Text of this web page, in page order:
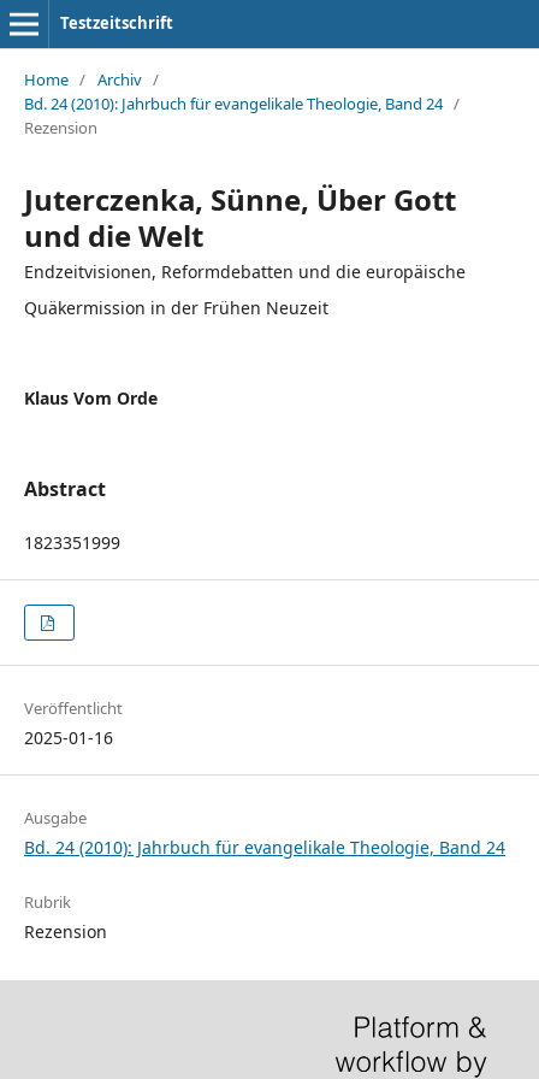
Testzeitschrift
Home / Archiv /
Bd. 24 (2010): Jahrbuch für evangelikale Theologie, Band 24 /
Rezension
Juterczenka, Sünne, Über Gott
und die Welt
Endzeitvisionen, Reformdebatten und die europäische
Quäkermission in der Frühen Neuzeit
Klaus Vom Orde
Abstract
1823351999
Veröffentlicht
2025-01-16
Ausgabe
Bd. 24 (2010): Jahrbuch für evangelikale Theologie, Band 24
Rubrik
Rezension